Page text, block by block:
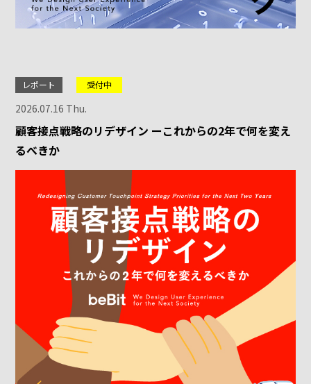
レポート 受付中
2026.07.16 Thu.
顧客接点戦略のリデザイン ーこれからの2年で何を変え
るべきか